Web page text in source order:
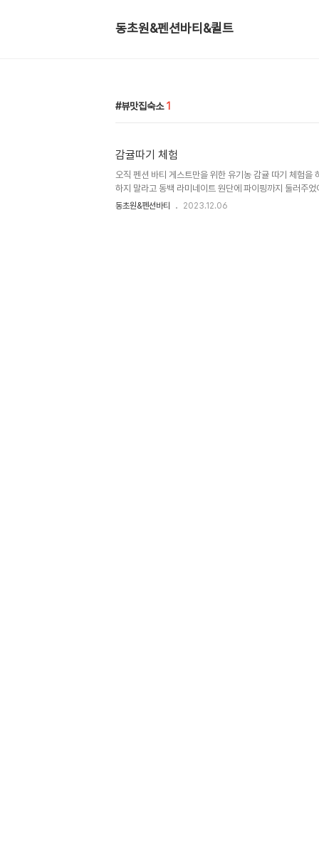
동초원&펜션바티&퀼트
뷰맛집숙소 1
감귤따기 체험
오직 펜션 바티 게스트만을 위한 유기농 감귤 따기 체험을
하지 말라고 동백 라미네이트 원단에 파이핑까지 둘러주
득 담아 가세요 :)
동초원&펜션바티 2023.12.06